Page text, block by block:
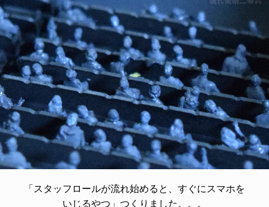
「スタッフロールが流れ始めると、すぐにスマホを
いじるやつ」つくりました。。。